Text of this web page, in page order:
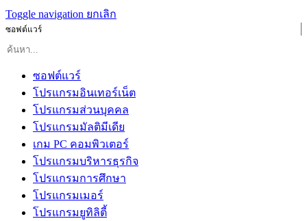
Toggle navigation ยกเลิก
ซอฟต์แวร์
ซอฟต์แวร์
โปรแกรมอินเทอร์เน็ต
โปรแกรมส่วนบุคคล
โปรแกรมมัลติมีเดีย
เกม PC คอมพิวเตอร์
โปรแกรมบริหารธุรกิจ
โปรแกรมการศึกษา
โปรแกรมเมอร์
โปรแกรมยูทิลิตี้